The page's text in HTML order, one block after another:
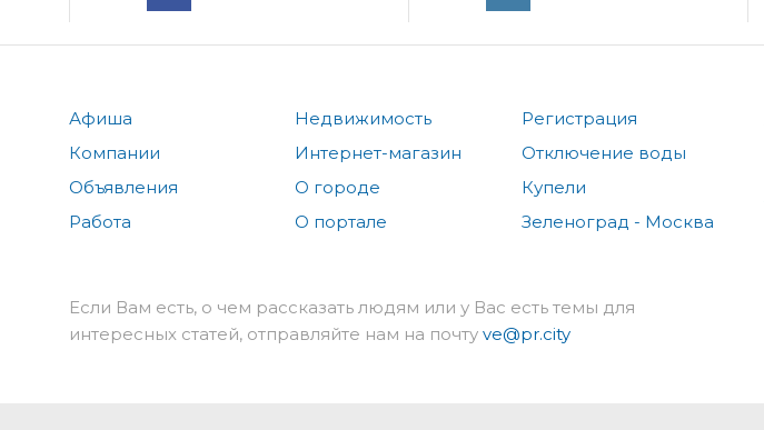
Афиша
Компании
Объявления
Работа
Недвижимость
Интернет-магазин
О городе
О портале
Регистрация
Отключение воды
Купели
Зеленоград - Москва
Если Вам есть, о чем рассказать людям или у Вас есть темы для
интересных статей, отправляйте нам на почту ve@pr.city